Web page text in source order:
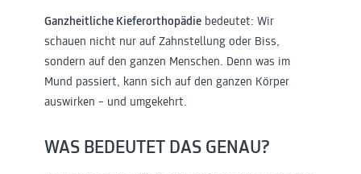
Ganzheitliche Kieferorthopädiebedeutet: Wir
schauen nicht nur auf Zahnstellung oder Biss,
sondern auf den ganzen Menschen. Denn was im
Mund passiert, kann sich auf den ganzen Körper
auswirken – und umgekehrt.
WAS BEDEUTET DAS GENAU?